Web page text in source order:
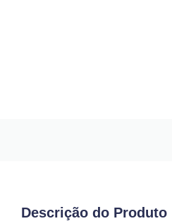
Descrição do Produto